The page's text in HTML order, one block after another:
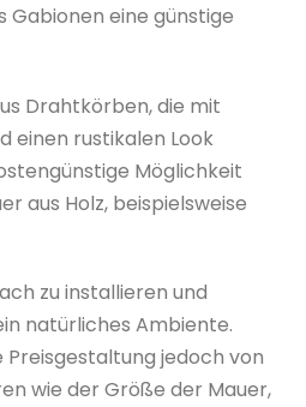
Gabionen eine günstige
Drahtkörben, die mit
einen rustikalen Look
Möglichkeit
aus Holz, beispielsweise
zu installieren und
natürliches Ambiente.
jedoch von
wie der Größe der Mauer,